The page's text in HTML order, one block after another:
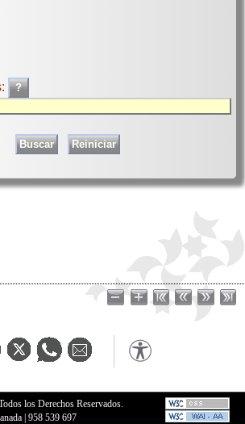
los Derechos Reservados.
|958 539 697